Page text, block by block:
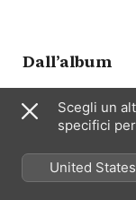
Dall’album
Scegli un
specifici
United States